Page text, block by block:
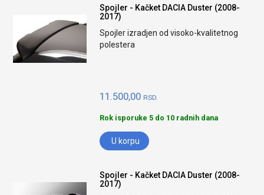
Spojler - Kačket DACIA Duster (2008-
2017)
Spojler izradjen od visoko-kvalitetnog
polestera
11.500,00 RSD.
Rok isporuke 5 do 10 radnih dana
U korpu
Spojler - Kačket DACIA Duster (2008-
2017)